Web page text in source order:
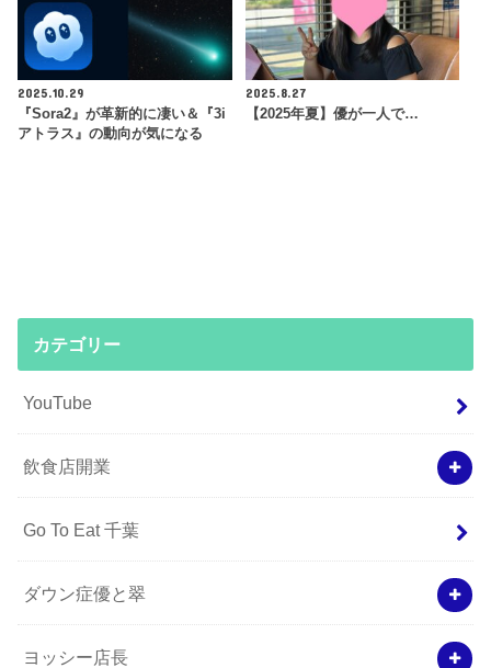
2025.10.29
『Sora2』が革新的に凄い＆『3i
アトラス』の動向が気になる
2025.8.27
【2025年夏】優が一人で…
カテゴリー
YouTube
飲食店開業
Go To Eat 千葉
ダウン症優と翠
ヨッシー店長